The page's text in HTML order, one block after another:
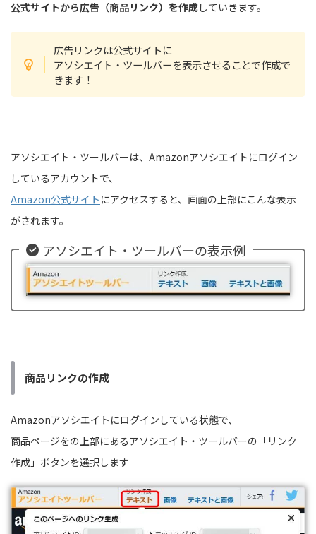
公式サイトから広告（商品リンク）を作成していきます。
広告リンクは公式サイトに
アソシエイト・ツールバーを表示させることで作成で
きます！
アソシエイト・ツールバーは、Amazonアソシエイトにログイン
しているアカウントで、
Amazon公式サイト にアクセスすると、画面の上部にこんな表示
がされます。
アソシエイト・ツールバーの表示例
商品リンクの作成
Amazonアソシエイトにログインしている状態で、
商品ページをの上部にあるアソシエイト・ツールバーの「リンク
作成」ボタンを選択します